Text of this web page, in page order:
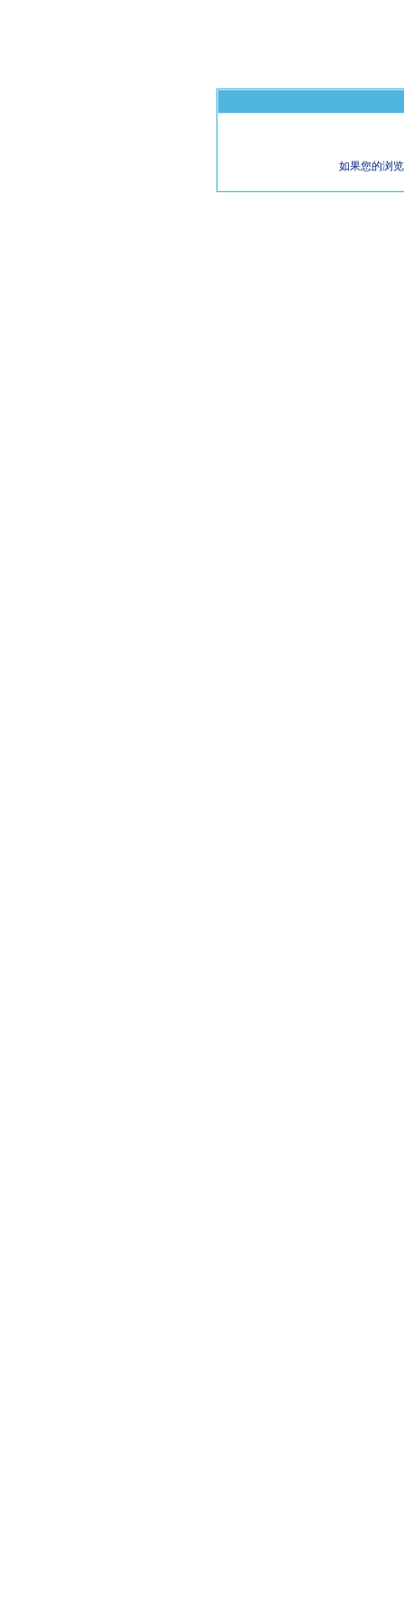
如果您的浏